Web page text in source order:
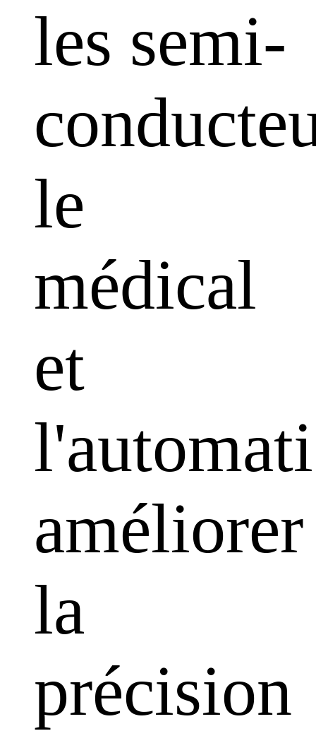
les semi-
le
médical
et
améliorer
la
précision